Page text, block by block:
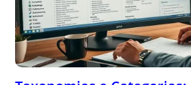
Taxonomias e Categorias:
Informação Otimizada
Especialista em SEO | 29 de outubro de 2025
taxonomias e categorias seo: organize seu